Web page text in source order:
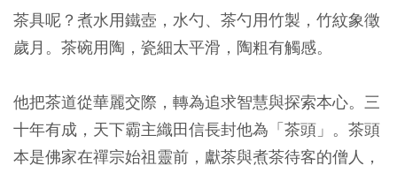
茶具呢？煮水用鐵壺，水勺、茶勺用竹製，竹紋象徵
歲月。茶碗用陶，瓷細太平滑，陶粗有觸感。
他把茶道從華麗交際，轉為追求智慧與探索本心。三
十年有成，天下霸主織田信長封他為「茶頭」。茶頭
本是佛家在禪宗始祖靈前，獻茶與煮茶待客的僧人，